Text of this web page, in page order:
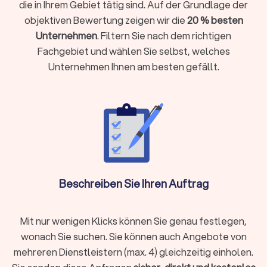
Auf Trustlocal können Sie die Bildstile, Farbbearbeitungen
und Reportagen der einzelnen Fotografen direkt ansehen –
von klassischen Schwarz-Weiß-Serien bis zu modernen
Editorial-Looks. Nutzen Sie außerdem dieFilterfunktionen
gezielt nachBegleitungsdauer, Entfernung oder Trustlocal-
wählbar als Standesamt-Reportage (2–3
Stunden), Halbtag (6–8 Stunden) oder Ganztag (10–12
Dokumentation von Vorbereitung, Trauung,
Paarshooting, Gruppenfotos, Reden und Tanz
im individuellen Farblook, Retusche, Bereitstellung in
Spezialfälle
Standesamt (2–3 Stunden):
kompakter Zeitplan, präzise
Gruppenlogistik
die in Ihrem Gebiet tätig sind. Auf der Grundlage der
objektiven Bewertung zeigen wir die20 % besten
Unternehmen. Filtern Sie nach dem richtigen
Fachgebiet und wählen Sie selbst, welches
Unternehmen Ihnen am besten gefällt.
Beschreiben Sie Ihren Auftrag
Mit nur wenigen Klicks können Sie genau festlegen,
wonach Sie suchen. Sie können auch Angebote von
mehreren Dienstleistern (max. 4) gleichzeitig einholen.